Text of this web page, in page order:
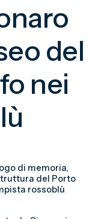
del
nei
di memoria,
del Porto
rossoblù